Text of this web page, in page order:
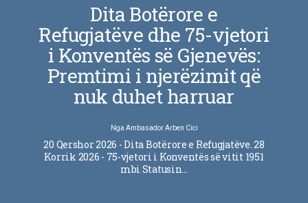
Dita Botërore e
Refugjatëve dhe 75-vjetori
i Konventës së Gjenevës:
Premtimi i njerëzimit që
nuk duhet harruar
Nga Ambasador Arben Cici
20 Qershor 2026 - Dita Botërore e Refugjatëve. 28
Korrik 2026 - 75-vjetori i Konventës së vitit 1951
mbi Statusin…